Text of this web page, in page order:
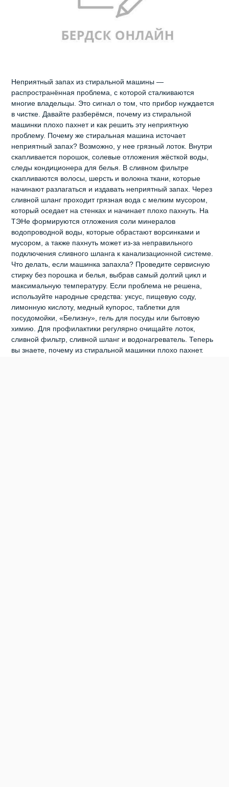
Неприятный запах из стиральной машины —
распространённая проблема, с которой сталкиваются
многие владельцы. Это сигнал о том, что прибор нуждается
в чистке. Давайте разберёмся, почему из стиральной
машинки плохо пахнет и как решить эту неприятную
проблему. Почему же стиральная машина источает
неприятный запах? Возможно, у нее грязный лоток. Внутри
скапливается порошок, солевые отложения жёсткой воды,
следы кондиционера для белья. В сливном фильтре
скапливаются волосы, шерсть и волокна ткани, которые
начинают разлагаться и издавать неприятный запах. Через
сливной шланг проходит грязная вода с мелким мусором,
который оседает на стенках и начинает плохо пахнуть. На
ТЭНе формируются отложения соли минералов
водопроводной воды, которые обрастают ворсинками и
мусором, а также пахнуть может из-за неправильного
подключения сливного шланга к канализационной системе.
Что делать, если машинка запахла? Проведите сервисную
стирку без порошка и белья, выбрав самый долгий цикл и
максимальную температуру. Если проблема не решена,
используйте народные средства: уксус, пищевую соду,
лимонную кислоту, медный купорос, таблетки для
посудомойки, «Белизну», гель для посуды или бытовую
химию. Для профилактики регулярно очищайте лоток,
сливной фильтр, сливной шланг и водонагреватель. Теперь
вы знаете, почему из стиральной машинки плохо пахнет.